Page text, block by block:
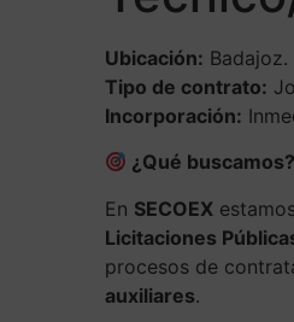
Ubicación: Badajoz.
Tipo de contrato:
Incorporación:
¿Qué buscamos?
En SECOEX
Licitaciones
procesos de
auxiliares.